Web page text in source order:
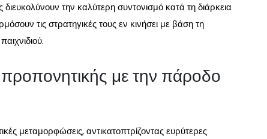
την καλύτερη συντονισμό κατά τη διάρκεια
τις στρατηγικές τους εν κινήσει με βάση τη
προπονητικής με την πάροδο
μεταμορφώσεις, αντικατοπτρίζοντας ευρύτερες